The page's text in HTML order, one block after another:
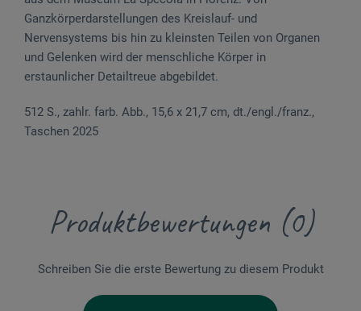
Ganzkörperdarstellungen des Kreislauf- und
Nervensystems bis hin zu kleinsten Teilen von Organen
und Gelenken wird der menschliche Körper in
erstaunlicher Detailtreue abgebildet.
512 S., zahlr. farb. Abb., 15,6 x 21,7 cm, dt./engl./franz.,
Taschen 2025
Produktbewertungen (0)
Schreiben Sie die erste Bewertung zu diesem Produkt